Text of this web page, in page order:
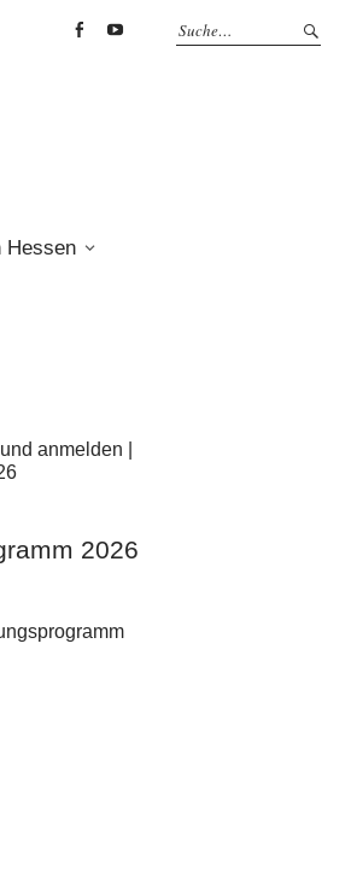
Hessen
anmelden |
2026